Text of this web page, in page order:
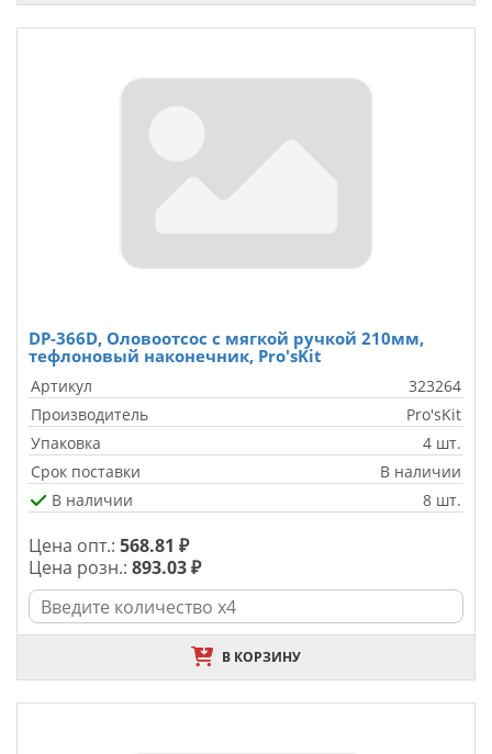
DP-366D, Оловоотсос с мягкой ручкой 210мм,
тефлоновый наконечник, Pro'sKit
Артикул
323264
Производитель
Pro'sKit
Упаковка
4 шт.
Срок поставки
В наличии
В наличии
8 шт.
Цена опт.: 568.81 ₽
Цена розн.: 893.03 ₽
В КОРЗИНУ